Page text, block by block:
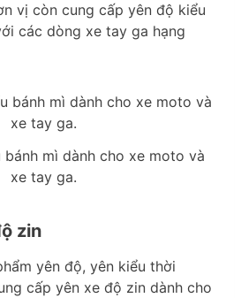
vị còn cung cấp yên độ kiểu
các dòng xe tay ga hạng
bánh mì dành cho xe moto và
xe tay ga.
zin
yên độ, yên kiểu thời
cấp yên xe độ zin dành cho